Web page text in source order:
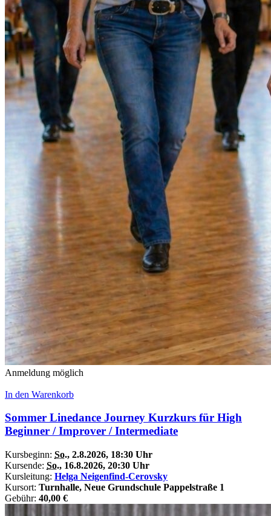
Anmeldung möglich
In den Warenkorb
Sommer Linedance Journey Kurzkurs für High
Beginner / Improver / Intermediate
Kursbeginn: So., 2.8.2026, 18:30 Uhr
Kursende: So., 16.8.2026, 20:30 Uhr
Kursleitung: Helga Neigenfind-Cerovsky
Kursort: Turnhalle, Neue Grundschule Pappelstraße 1
Gebühr: 40,00 €